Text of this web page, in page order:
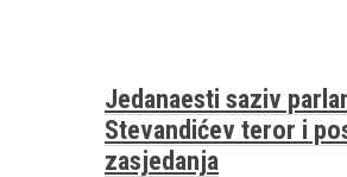
Jedanaesti saziv
Stevandićev teror i
zasjedanja